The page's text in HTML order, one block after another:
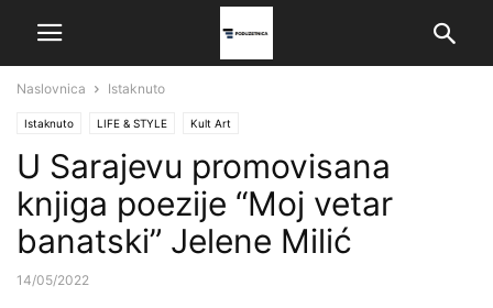
Naslovnica Istaknuto
Istaknuto LIFE & STYLE Kult Art
U Sarajevu promovisana
knjiga poezije “Moj vetar
banatski” Jelene Milić
14/05/2022